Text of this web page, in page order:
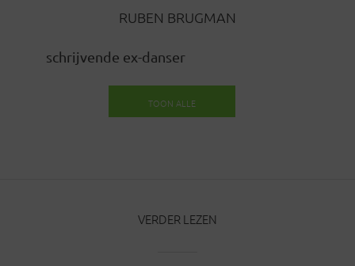
RUBEN BRUGMAN
schrijvende ex-danser
TOON ALLE
VERDER LEZEN